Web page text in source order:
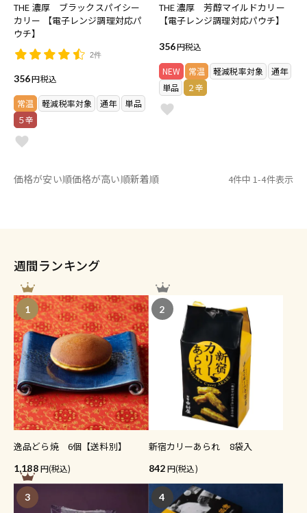
THE 濃厚 ブラックスパイシー
カリー 【電子レンジ調理対応パ
ウチ】
2件
356 税込
常温 軽減税率対象 通年
単品
５辛
THE 濃厚 芳醇マイルドカリー
【電子レンジ調理対応パウチ】
356 税込
NEW 常温 軽減税率対象
通年
単品
２辛
価格が安い順価格が高い順新着順 4件中 1-4件表示
週間ランキング
1
逸品どら焼 6個【送料別】
1,188 (税込)
2
新宿カリーあられ 8袋入
842 (税込)
3 4